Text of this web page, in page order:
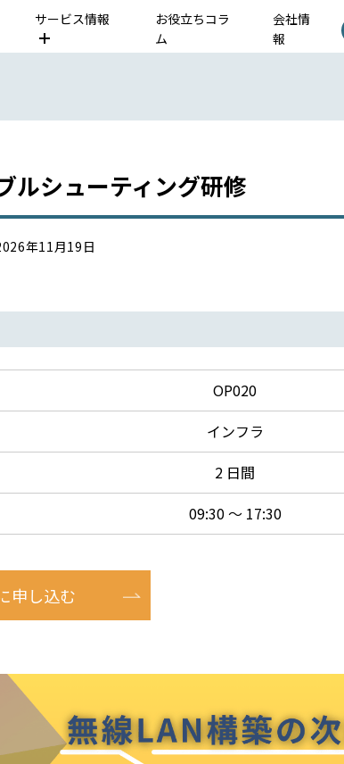
サービス情報
お役立ちコラ
ム
会社情
報
ルシューティング研修
年11月19日
OP020
インフラ
2 日間
09:30 ～ 17:30
申し込む